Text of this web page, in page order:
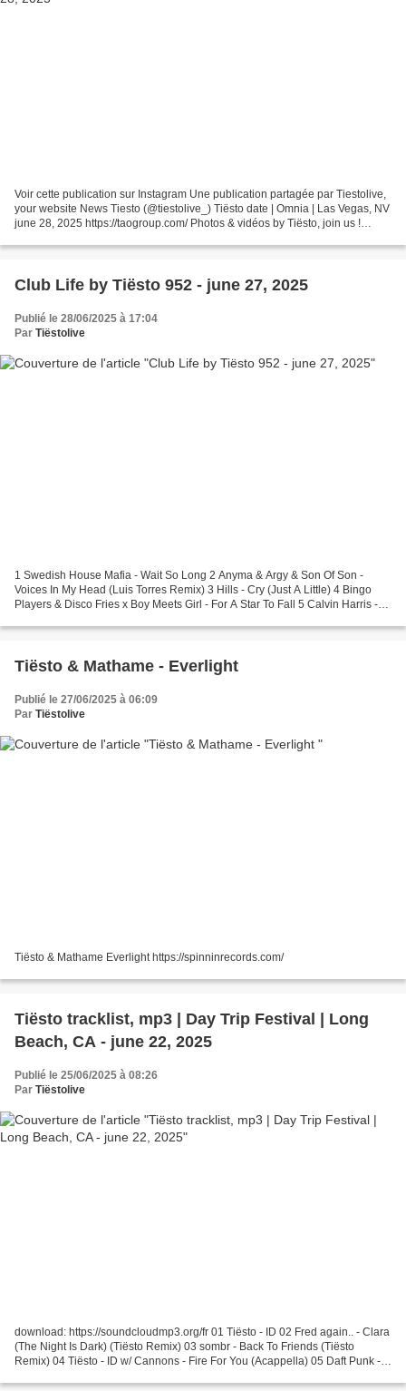
Voir cette publication sur Instagram Une publication partagée par Tiestolive,
your website News Tiesto (@tiestolive_) Tiësto date | Omnia | Las Vegas, NV
june 28, 2025 https://taogroup.com/ Photos & vidéos by Tiësto, join us !
Club Life by Tiësto 952 - june 27, 2025
Publié le 28/06/2025 à 17:04
Par Tiëstolive
1 Swedish House Mafia - Wait So Long 2 Anyma & Argy & Son Of Son -
Voices In My Head (Luis Torres Remix) 3 Hills - Cry (Just A Little) 4 Bingo
Players & Disco Fries x Boy Meets Girl - For A Star To Fall 5 Calvin Harris -
Tiësto & Mathame - Everlight
Publié le 27/06/2025 à 06:09
Par Tiëstolive
Tiësto & Mathame Everlight https://spinninrecords.com/
Tiësto tracklist, mp3 | Day Trip Festival | Long
Beach, CA - june 22, 2025
Publié le 25/06/2025 à 08:26
Par Tiëstolive
download: https://soundcloudmp3.org/fr 01 Tiësto - ID 02 Fred again.. - Clara
(The Night Is Dark) (Tiësto Remix) 03 sombr - Back To Friends (Tiësto
Remix) 04 Tiësto - ID w/ Cannons - Fire For You (Acappella) 05 Daft Punk -